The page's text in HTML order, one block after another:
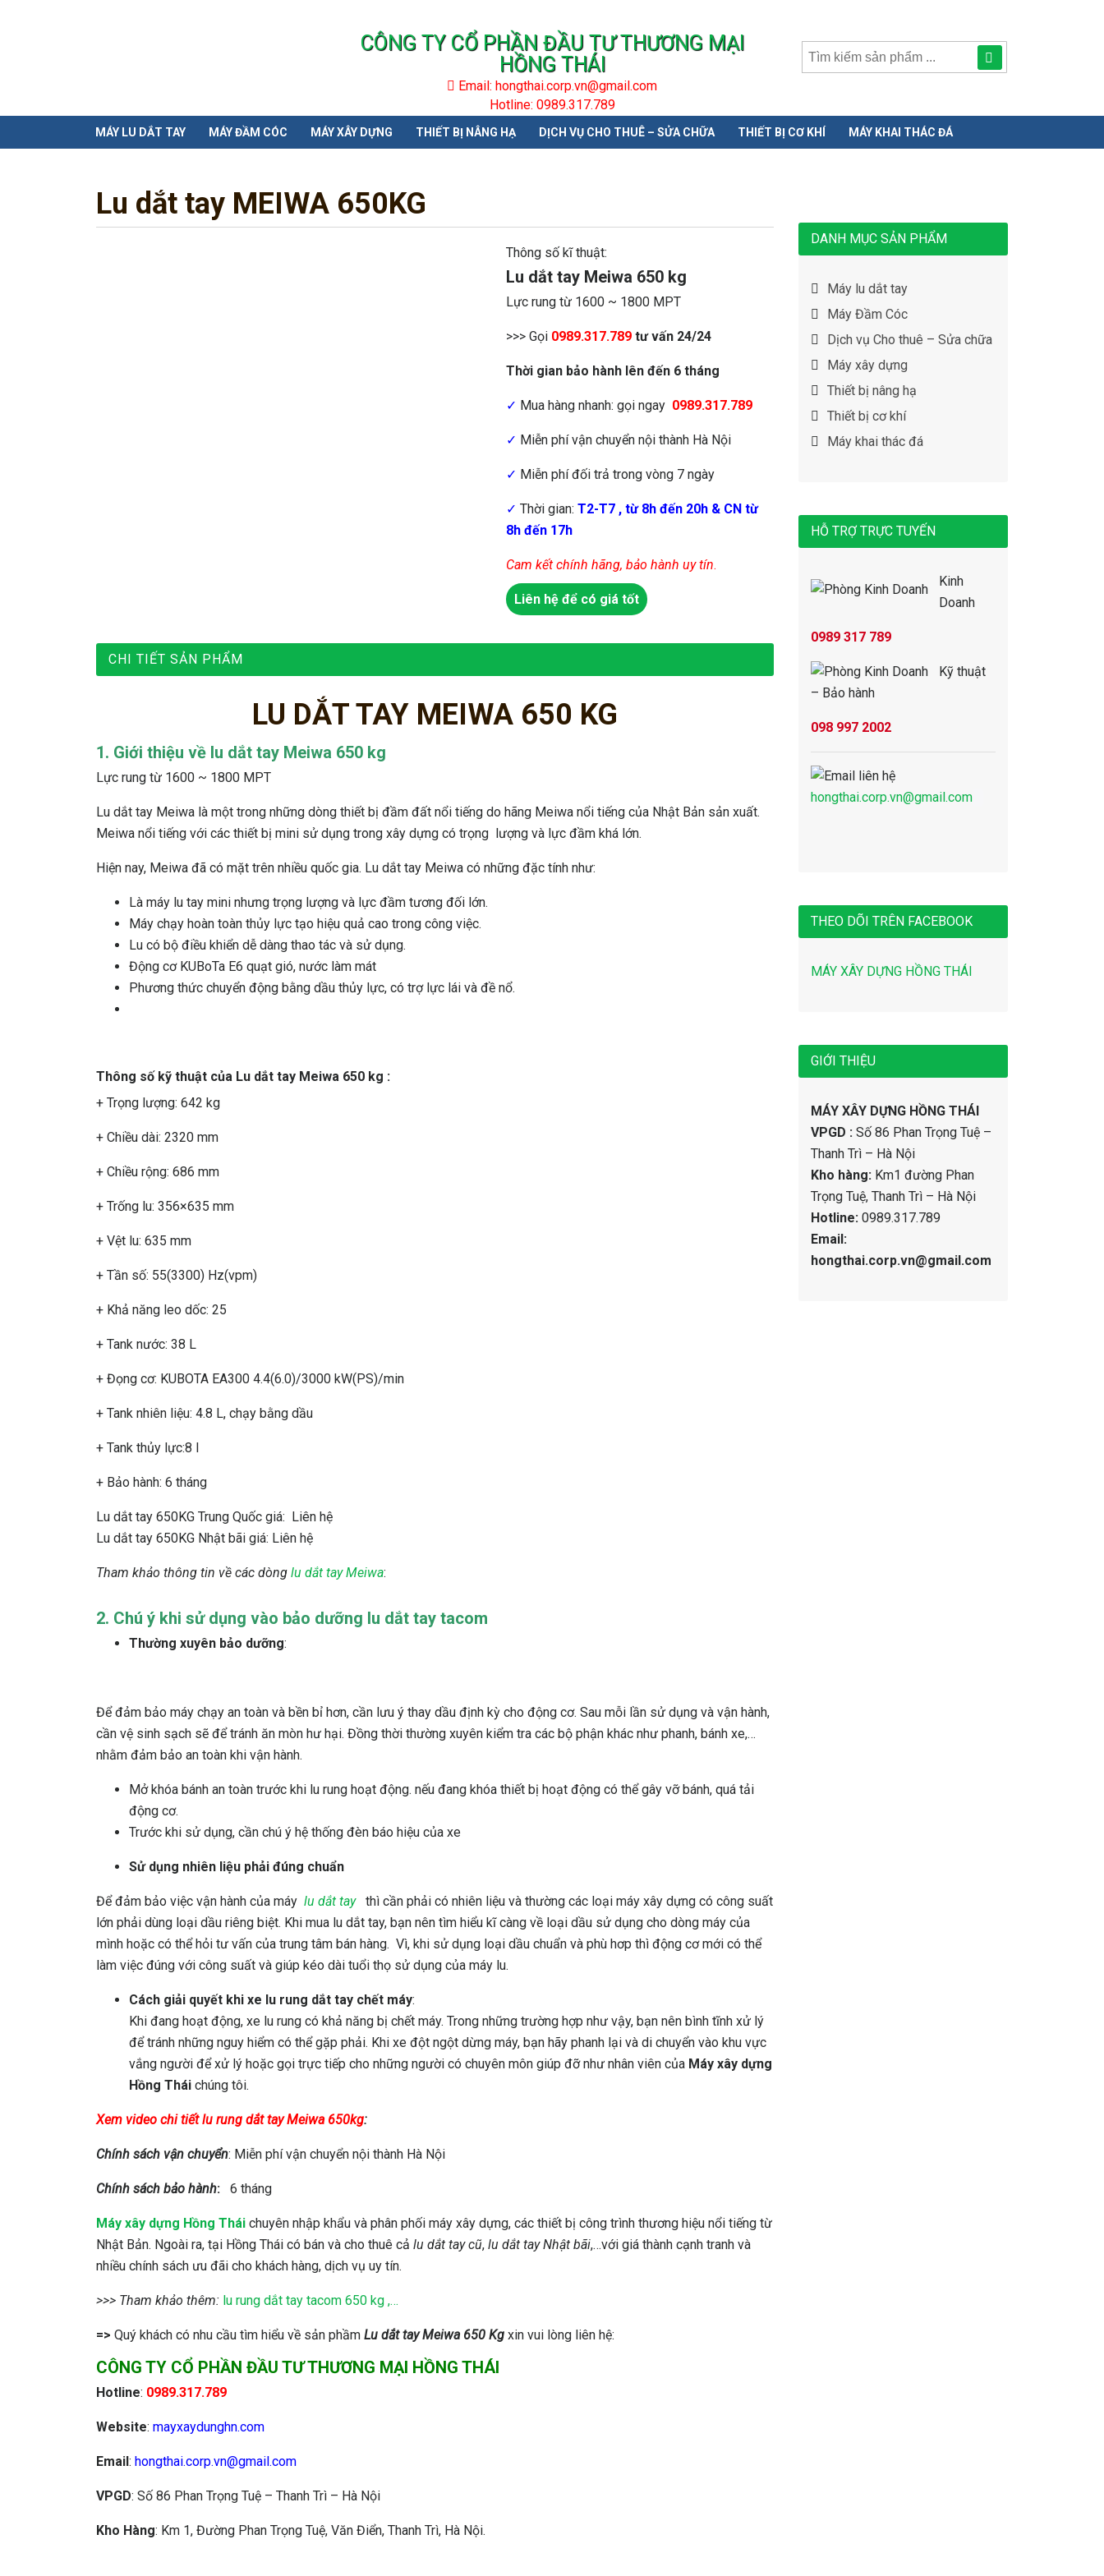
CÔNG TY CỔ PHẦN ĐẦU TƯ THƯƠNG MẠI
HỒNG THÁI
Email: hongthai.corp.vn@gmail.com
Hotline: 0989.317.789
Tìm
sản
MÁY LU DẮT TAY MÁY ĐẦM CÓC MÁY XÂY DỰNG THIẾT BỊ NÂNG HẠ DỊCH VỤ CHO THUÊ – SỬA CHỮA THIẾT BỊ CƠ KHÍ MÁY KHAI THÁC ĐÁ
Lu dắt tay MEIWA 650KG
Thông số kĩ thuật:
Lu dắt tay Meiwa 650 kg
Lực rung từ 1600 ~ 1800 MPT
>>> Gọi 0989.317.789tư vấn 24/24
Thời gian bảo hành lên đến 6 tháng
✓ Mua hàng nhanh: gọi ngay 0989.317.789
✓ Miễn phí vận chuyển nội thành Hà Nội
✓ Miễn phí đối trả trong vòng 7 ngày
✓ Thời gian: T2-T7 , từ 8h đến 20h & CN từ
8h đến 17h
Cam kết chính hãng, bảo hành uy tín.
Liên hệ để có giá tốt
CHI TIẾT SẢN PHẨM
LU DẮT TAY MEIWA 650 KG
1. Giới thiệu về lu dắt tay Meiwa 650 kg
Lực rung từ 1600 ~ 1800 MPT
Lu dắt tay Meiwa là một trong những dòng thiết bị đầm đất nổi tiếng do hãng Meiwa nổi tiếng của Nhật Bản sản xuất.
Meiwa nổi tiếng với các thiết bị mini sử dụng trong xây dựng có trọng lượng và lực đầm khá lớn.
Hiện nay, Meiwa đã có mặt trên nhiều quốc gia. Lu dắt tay Meiwa có những đặc tính như:
Là máy lu tay mini nhưng trọng lượng và lực đầm tương đối lớn.
Máy chạy hoàn toàn thủy lực tạo hiệu quả cao trong công việc.
Lu có bộ điều khiển dễ dàng thao tác và sử dụng.
Động cơ KUBoTa E6 quạt gió, nước làm mát
Phương thức chuyển động bằng dầu thủy lực, có trợ lực lái và đề nổ.
Thông số kỹ thuật của Lu dắt tay Meiwa 650 kg :
+ Trọng lượng: 642 kg
+ Chiều dài: 2320 mm
+ Chiều rộng: 686 mm
+ Trống lu: 356×635 mm
+ Vệt lu: 635 mm
+ Tần số: 55(3300) Hz(vpm)
+ Khả năng leo dốc: 25
+ Tank nước: 38 L
+ Đọng cơ: KUBOTA EA300 4.4(6.0)/3000 kW(PS)/min
+ Tank nhiên liệu: 4.8 L, chạy bằng dầu
+ Tank thủy lực:8 l
+ Bảo hành: 6 tháng
Lu dắt tay 650KG Trung Quốc giá: Liên hệ
Lu dắt tay 650KG Nhật bãi giá: Liên hệ
Tham khảo thông tin về các dòng lu dắt tay Meiwa:
2. Chú ý khi sử dụng vào bảo dưỡng lu dắt tay tacom
Thường xuyên bảo dưỡng:
Để đảm bảo máy chạy an toàn và bền bỉ hơn, cần lưu ý thay dầu định kỳ cho động cơ. Sau mỗi lần sử dụng và vận hành,
cần vệ sinh sạch sẽ để tránh ăn mòn hư hại. Đồng thời thường xuyên kiểm tra các bộ phận khác như phanh, bánh xe,…
nhằm đảm bảo an toàn khi vận hành.
Mở khóa bánh an toàn trước khi lu rung hoạt động. nếu đang khóa thiết bị hoạt động có thể gây vỡ bánh, quá tải
động cơ.
Trước khi sử dụng, cần chú ý hệ thống đèn báo hiệu của xe
Sử dụng nhiên liệu phải đúng chuẩn
Để đảm bảo việc vận hành của máy lu dắt tay thì cần phải có nhiên liệu và thường các loại máy xây dựng có công suất
lớn phải dùng loại dầu riêng biệt. Khi mua lu dắt tay, bạn nên tìm hiểu kĩ càng về loại dầu sử dụng cho dòng máy của
mình hoặc có thể hỏi tư vấn của trung tâm bán hàng. Vì, khi sử dụng loại dầu chuẩn và phù hơp thì động cơ mới có thể
làm việc đúng với công suất và giúp kéo dài tuổi thọ sử dụng của máy lu.
Cách giải quyết khi xe lu rung dắt tay chết máy:
Khi đang hoạt động, xe lu rung có khả năng bị chết máy. Trong những trường hợp như vậy, bạn nên bình tĩnh xử lý
để tránh những nguy hiểm có thể gặp phải. Khi xe đột ngột dừng máy, bạn hãy phanh lại và di chuyển vào khu vực
vắng người để xử lý hoặc gọi trực tiếp cho những người có chuyên môn giúp đỡ như nhân viên của Máy xây dựng
Hồng Thái chúng tôi.
Xem video chi tiết lu rung dắt tay Meiwa 650kg:
Chính sách vận chuyển: Miễn phí vận chuyển nội thành Hà Nội
Chính sách bảo hành: 6 tháng
Máy xây dựng Hồng Thái chuyên nhập khẩu và phân phối máy xây dựng, các thiết bị công trình thương hiệu nổi tiếng từ
Nhật Bản. Ngoài ra, tại Hồng Thái có bán và cho thuê cả lu dắt tay cũ, lu dắt tay Nhật bãi,…với giá thành cạnh tranh và
nhiều chính sách ưu đãi cho khách hàng, dịch vụ uy tín.
>>> Tham khảo thêm: lu rung dắt tay tacom 650 kg ,…
=> Quý khách có nhu cầu tìm hiểu về sản phầm Lu dắt tay Meiwa 650 Kg xin vui lòng liên hệ:
CÔNG TY CỔ PHẦN ĐẦU TƯ THƯƠNG MẠI HỒNG THÁI
Hotline: 0989.317.789
Website: mayxaydunghn.com
Email: hongthai.corp.vn@gmail.com
VPGD: Số 86 Phan Trọng Tuệ – Thanh Trì – Hà Nội
Kho Hàng: Km 1, Đường Phan Trọng Tuệ, Văn Điển, Thanh Trì, Hà Nội.
DANH MỤC SẢN PHẨM
Máy lu dắt tay
Máy Đầm Cóc
Dịch vụ Cho thuê – Sửa chữa
Máy xây dựng
Thiết bị nâng hạ
Thiết bị cơ khí
Máy khai thác đá
HỖ TRỢ TRỰC TUYẾN
Kinh
Doanh
0989 317 789
Kỹ thuật
– Bảo hành
098 997 2002
hongthai.corp.vn@gmail.com
THEO DÕI TRÊN FACEBOOK
MÁY XÂY DỰNG HỒNG THÁI
GIỚI THIỆU
MÁY XÂY DỰNG HỒNG THÁI
VPGD : Số 86 Phan Trọng Tuệ –
Thanh Trì – Hà Nội
Kho hàng: Km1 đường Phan
Trọng Tuệ, Thanh Trì – Hà Nội
Hotline: 0989.317.789
Email:
hongthai.corp.vn@gmail.com